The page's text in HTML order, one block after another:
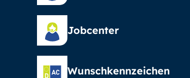
Jobcenter
Wunschkennzeichen